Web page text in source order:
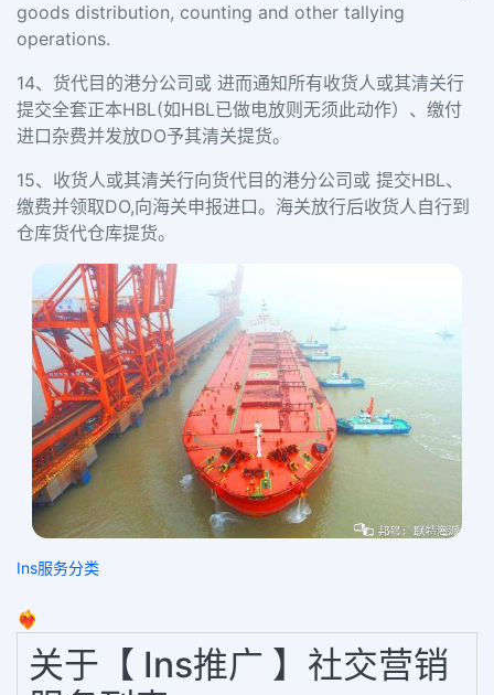
goods distribution, counting and other tallying
operations.
14、货代目的港分公司或 进而通知所有收货人或其清关行
提交全套正本HBL(如HBL已做电放则无须此动作）、缴付
进口杂费并发放DO予其清关提货。
15、 收货人或其清关行向货代目的港分公司或 提交HBL、
缴费并领取DO,向海关申报进口。海关放行后收货人自行到
仓库货代仓库提货。
Ins服务分类
❤️‍🔥
关于【 Ins推广 】社交营销